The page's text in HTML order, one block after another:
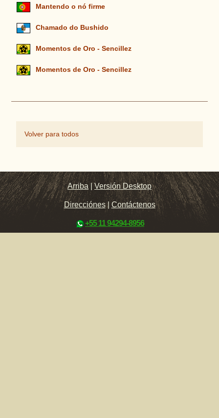
Mantendo o nó firme
Chamado do Bushido
Momentos de Oro - Sencillez
Momentos de Oro - Sencillez
Volver para todos
Arriba |Versión Desktop
Direcciónes| Contáctenos
+55 11 94294-8956